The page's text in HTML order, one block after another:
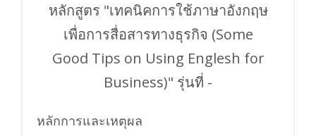
หลักสูตร "เทคนิคการใช้ภาษาอังกฤษ
เพื่อการสื่อสารทางธุรกิจ (Some
Good Tips on Using Englesh for
Business)" รุ่นที่ -
หลักการและเหตุผล